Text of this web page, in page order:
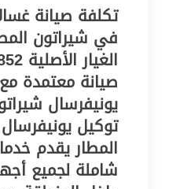
تكلفة صيانة
في شيراتون
صيانة معتمدة
يونيفرسال
توكيل
المطار يقدم
شاملة لجميع